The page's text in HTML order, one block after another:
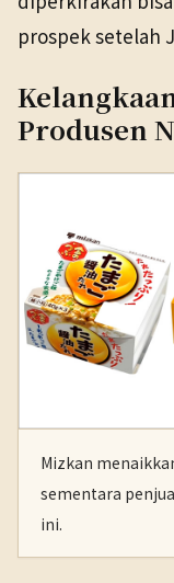
prospek setelah
Produsen
Mizkan
sementara
ini.